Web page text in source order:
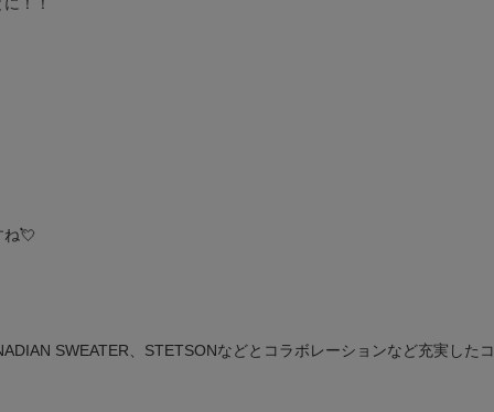
ね💘
SWEATER、STETSONなどとコラボレーションなど充実した